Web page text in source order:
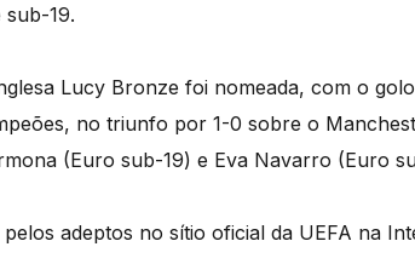
19.
Lucy Bronze foi nomeada, com o
no triunfo por 1-0 sobre o
(Euro sub-19) e Eva Navarro (Euro
adeptos no sítio oficial da UEFA na